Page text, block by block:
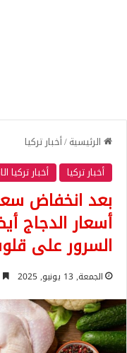
الرئيسية/أخبار تركيا
أخبار تركيا
أخبار تركيا
بعد انخفاض
أسعار الدجاج
السرور على
الجمعة, 13 يونيو, 2025